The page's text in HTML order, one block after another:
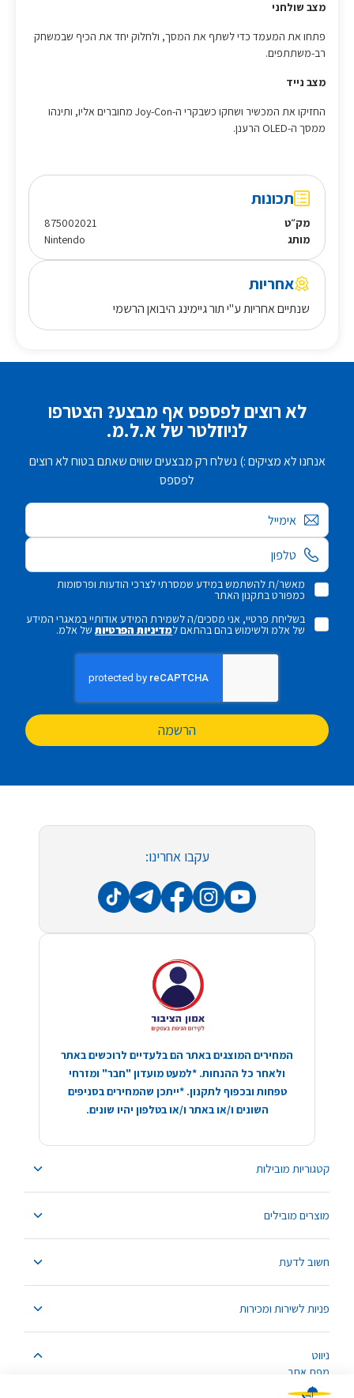
מצב שולחני
פתחו את המעמד כדי לשתף את המסך, ולחלוק יחד את הכיף שבמשחק
רב-משתתפים.
מצב נייד
החזיקו את המכשיר ושחקו כשבקרי ה-Joy-Con מחוברים אליו, ותינהו
ממסך ה-OLED הרענן.
תכונות
מק״ט
875002021
מותג
Nintendo
אחריות
שנתיים אחריות ע"י תור גיימינג היבואן הרשמי
לא רוצים לפספס אף מבצע? הצטרפו
לניוזלטר של א.ל.מ.
אנחנו לא מציקים :) נשלח רק מבצעים שווים שאתם בטוח לא רוצים
לפספס
אימייל
מאשר/ת להשתמש במידע שמסרתי לצרכי הודעות ופרסומות
כמפורט בתקנון האתר
בשליחת פרטיי, אני מסכים/ה לשמירת המידע אודותיי במאגרי המידע
של אלמ ולשימוש בהם בהתאם למדיניות הפרטיותשל אלמ.
הרשמה
קטגוריות מובילות
מוצרים מובילים
חשוב לדעת
פניות לשירות ומכירות
ניווט
מפת אתר
עקבו אחרינו:
המחירים המוצגים באתר הם בלעדיים לרוכשים באתר
ולאחר כל ההנחות. *למעט מועדון "חבר" ומזרחי
טפחות ובכפוף לתקנון. *ייתכן שהמחירים בסניפים
השונים ו/או באתר ו/או בטלפון יהיו שונים.